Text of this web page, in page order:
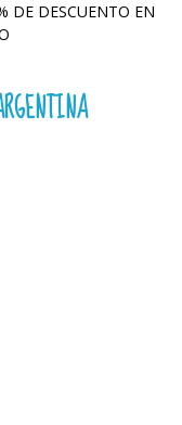
DE DESCUENTO EN